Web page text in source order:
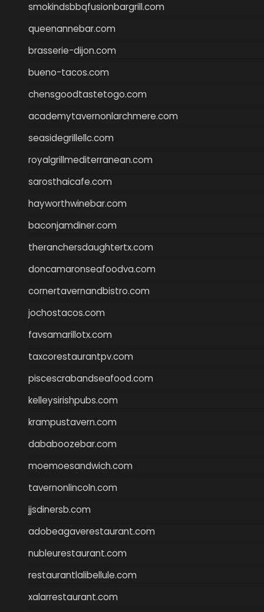
smokindsbbqfusionbargrill.com
queenannebar.com
brasserie-dijon.com
bueno-tacos.com
chensgoodtastetogo.com
academytavernonlarchmere.com
seasidegrillellc.com
royalgrillmediterranean.com
sarosthaicafe.com
hayworthwinebar.com
baconjamdiner.com
theranchersdaughtertx.com
doncamaronseafoodva.com
cornertavernandbistro.com
jochostacos.com
favsamarillotx.com
taxcorestaurantpv.com
piscescrabandseafood.com
kelleysirishpubs.com
krampustavern.com
dababoozebar.com
moemoesandwich.com
tavernonlincoln.com
jjsdinersb.com
adobeagaverestaurant.com
nubleurestaurant.com
restaurantlalibellule.com
xalarrestaurant.com